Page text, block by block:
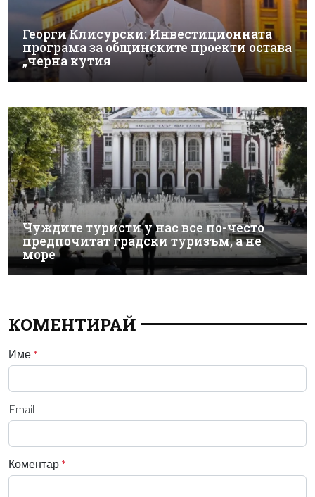
Георги Клисурски: Инвестиционната
програма за общинските проекти остава
„черна кутия
Чуждите туристи у нас все по-често
предпочитат градски туризъм, а не
море
КОМЕНТИРАЙ
Име *
Email
Коментар *